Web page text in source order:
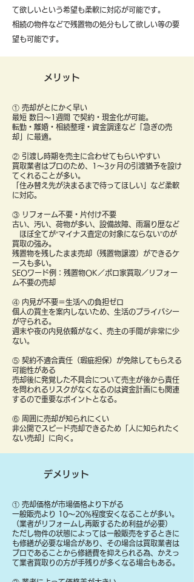
て欲しいという希望も柔軟に対応が可能です。
​相続の物件などで残置物の処分もして欲しい等の要
望も可能です。
メリット
① 売却がとにかく早い
最短 数日〜1週間 で契約・現金化が可能。
転勤・離婚・相続整理・資金調達など「急ぎの売
却」に最適。
② 引渡し時期を売主に合わせてもらいやすい
買取業者はプロのため、1〜3ヶ月の引渡猶予を設け
てくれることが多い。
「住み替え先が決まるまで待ってほしい」など柔軟
に対応。
③ リフォーム不要・片付け不要
古い、汚い、荷物が多い、設備故障、雨漏り歴など
ほぼ全てが“マイナス査定の対象にならない”のが
買取の強み。
残置物を残したまま売却（残置物譲渡）ができるケ
ースも多い。
SEOワード例：残置物OK／ボロ家買取／リフォー
ム不要の売却
④ 内見が不要＝生活への負担ゼロ
個人の買主を案内しないため、生活のプライバシー
が守られる。
週末や夜の内見依頼がなく、売主の手間が非常に少
ない。
⑤ 契約不適合責任（瑕疵担保）が免除してもらえる
可能性がある
売却後に発覚した不具合について売主が後から責任
を問われるリスクがなくなるのは資金計画にも関連
するので重要なポイントとなる。
⑥ 周囲に売却が知られにくい
非公開でスピード売却できるため「人に知られたく
ない売却」に向く。
デメリット
① 売却価格が市場価格より下がる
一般販売より 10〜20%程度安くなることが多い。
（業者がリフォームし再販するため利益が必要）
ただし物件の状態によっては一般販売をするときに
も修繕が必要な場合があり、その場合は買取業者は
プロであることから修繕費を抑えられる為、かえっ
て業者買取りの方が手残りが多くなる場合もある。